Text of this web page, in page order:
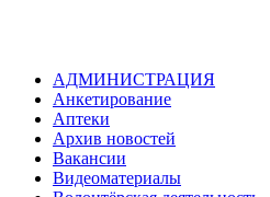
АДМИНИСТРАЦИЯ
Анкетирование
Аптеки
Архив новостей
Вакансии
Видеоматериалы